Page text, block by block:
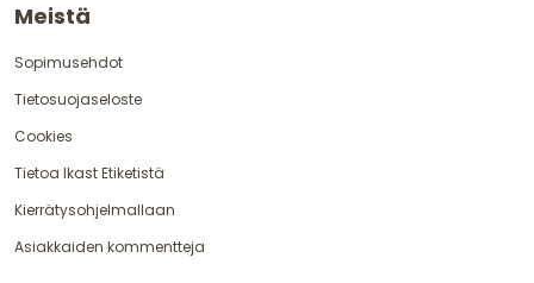
Meistä
Sopimusehdot
Tietosuojaseloste
Cookies
Tietoa Ikast Etiketistä
Kierrätysohjelmallaan
Asiakkaiden kommentteja